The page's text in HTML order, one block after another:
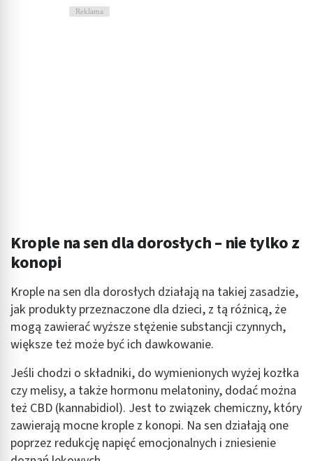
Reklama
Krople na sen dla dorosłych – nie tylko z
konopi
Krople na sen dla dorosłych działają na takiej zasadzie,
jak produkty przeznaczone dla dzieci, z tą różnicą, że
mogą zawierać wyższe stężenie substancji czynnych,
większe też może być ich dawkowanie.
Jeśli chodzi o składniki, do wymienionych wyżej kozłka
czy melisy, a także hormonu melatoniny, dodać można
też CBD (kannabidiol). Jest to związek chemiczny, który
zawierają mocne krople z konopi. Na sen działają one
poprzez redukcję napięć emocjonalnych i zniesienie
Pomiar efektywności treści
Cele przetwarzania inne niż IAB:
Niezbędne
Wydajność (Performance)
Reklama / śledzenie